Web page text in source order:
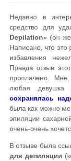
Недавно в
средство для
Depilation» (он
Написано, что это
избавления
Правда отзыв
проплачено.
любая девушка
сохранялась
была как можно
эпиляции
очень-очень
В отзыве была
для депиляции